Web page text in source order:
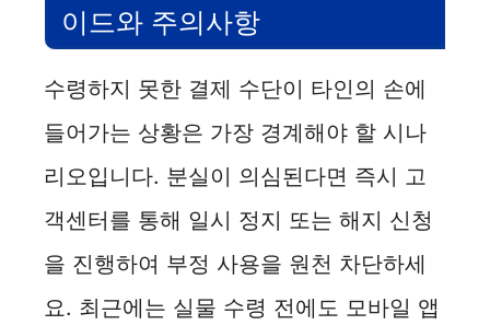
이드와 주의사항
수령하지 못한 결제 수단이 타인의 손에
들어가는 상황은 가장 경계해야 할 시나
리오입니다. 분실이 의심된다면 즉시 고
객센터를 통해 일시 정지 또는 해지 신청
을 진행하여 부정 사용을 원천 차단하세
요. 최근에는 실물 수령 전에도 모바일 앱